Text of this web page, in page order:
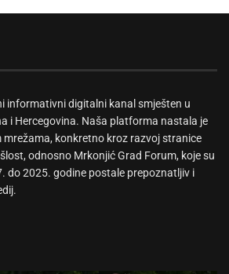
informativni digitalni kanal smješten u
i Hercegovina. Naša platforma nastala je
mrežama, konkretno kroz razvoj stranice
odnosno Mrkonjić Grad Forum, koje su
do 2025. godine postale prepoznatljiv i